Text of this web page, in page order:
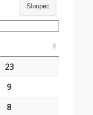
Sloupec
23
9
8